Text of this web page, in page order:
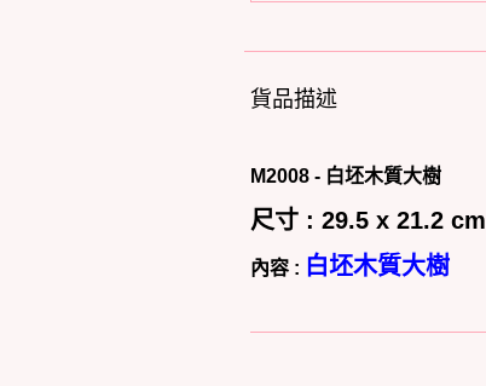
貨品描述
M2008 - 白坯木質大樹
尺寸 : 29.5 x 21.2 cm
內容 : 白坯木質大樹